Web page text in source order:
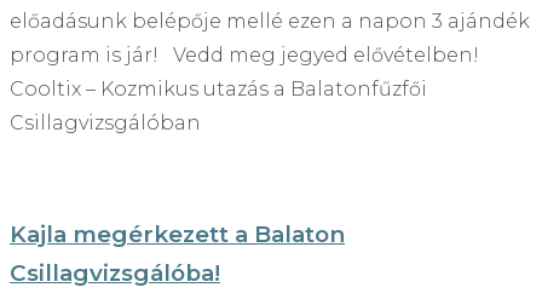
előadásunk belépője mellé ezen a napon 3 ajándék
program is jár! Vedd meg jegyed elővételben!
Cooltix – Kozmikus utazás a Balatonfűzfői
Csillagvizsgálóban
Kajla megérkezett a Balaton
Csillagvizsgálóba!